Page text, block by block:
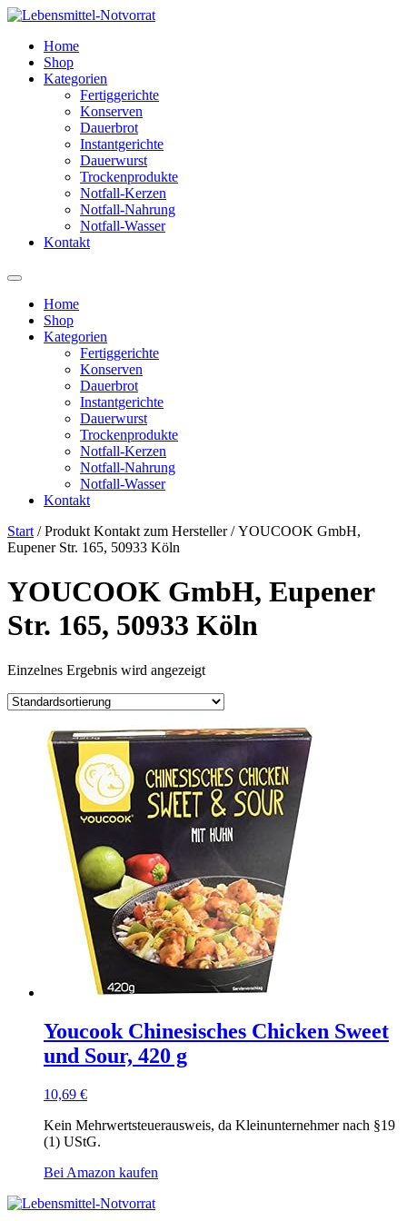
Zum
springenHome
Shop
Kategorien
Fertiggerichte
Konserven
Dauerbrot
Instantgerichte
Dauerwurst
Trockenprodukte
Notfall-Kerzen
Notfall-Nahrung
Notfall-Wasser
Kontakt
Home
Shop
Kategorien
Fertiggerichte
Konserven
Dauerbrot
Instantgerichte
Dauerwurst
Trockenprodukte
Notfall-Kerzen
Notfall-Nahrung
Notfall-Wasser
Kontakt
Start / Produkt Kontakt zum Hersteller / ‎YOUCOOK GmbH,
Eupener Str. 165, 50933 Köln
‎YOUCOOK GmbH, Eupener
Str. 165, 50933 Köln
Einzelnes Ergebnis wird angezeigt
Youcook Chinesisches Chicken Sweet
und Sour, 420 g
10,69 €
Kein Mehrwertsteuerausweis, da Kleinunternehmer nach §19
(1) UStG.
Bei Amazon kaufen